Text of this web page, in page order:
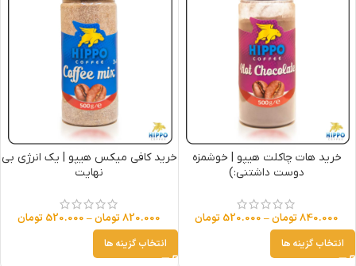
خرید هات چاکلت هیپو | خوشمزه
دوست داشتنی:)
840.000تومان–
520.000 تومان
انتخاب گزینه ها
خرید کافی میکس هیپو | یک انرژی بی
نهایت
820.000تومان–
520.000 تومان
انتخاب گزینه ها